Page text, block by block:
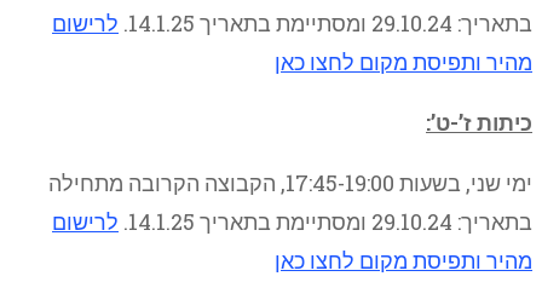
בתאריך: 29.10.24 ומסתיימת בתאריך 14.1.25.
לרישום
מהיר ותפיסת מקום לחצו כאן
כיתות ז’-ט’:
ימי שני, בשעות 17:45-19:00, הקבוצה הקרובה מתחילה
בתאריך: 29.10.24 ומסתיימת בתאריך 14.1.25.
לרישום
מהיר ותפיסת מקום לחצו כאן